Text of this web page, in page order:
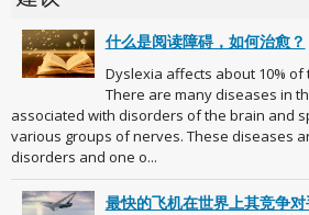
什么是阅读障碍，如何治愈？
Dyslexia affects about 10%
There are many diseases in
associated with disorders of the brain and
various groups of nerves. These diseases
disorders and one o...
最快的飞机在世界上其竞争